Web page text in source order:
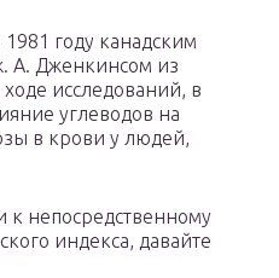
году канадским
А. Дженкинсом из
исследований, в
углеводов на
в крови у людей,
к непосредственному
индекса, давайте